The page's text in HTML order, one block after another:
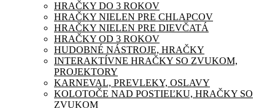
HRAČKY DO 3 ROKOV
HRAČKY NIELEN PRE CHLAPCOV
HRAČKY NIELEN PRE DIEVČATÁ
HRAČKY OD 3 ROKOV
HUDOBNÉ NÁSTROJE, HRAČKY
INTERAKTÍVNE HRAČKY SO ZVUKOM,
PROJEKTORY
KARNEVAL, PREVLEKY, OSLAVY
KOLOTOČE NAD POSTIEĽKU, HRAČKY SO
ZVUKOM